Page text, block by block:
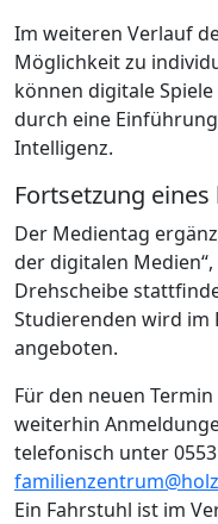
Im weiteren Verlauf
Möglichkeit zu
können digitale
durch eine
Intelligenz.
Fortsetzung
Der Medientag
der digitalen
Drehscheibe
Studierenden wird im
angeboten.
Für den neuen
weiterhin
telefonisch unter
Ein Fahrstuhl ist im